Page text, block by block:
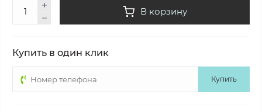
В корзину
Купить в один клик
Купить